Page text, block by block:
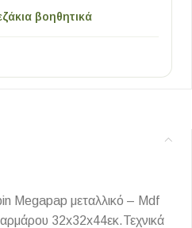
βοηθητικά
Megapap μεταλλικό – Mdf
32x32x44εκ.Τεχνικά